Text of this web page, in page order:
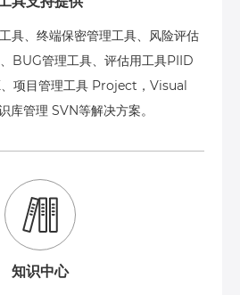
具、终端保密管理工具、风险评估
BUG管理工具、评估用工具PIID
项目管理工具 Project，Visual
库管理 SVN等解决方案。
知识中心